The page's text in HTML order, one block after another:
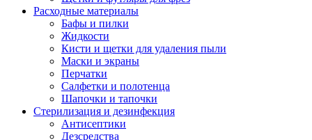
Расходные материалы
Бафы и пилки
Жидкости
Кисти и щетки для удаления пыли
Маски и экраны
Перчатки
Салфетки и полотенца
Шапочки и тапочки
Стерилизация и дезинфекция
Антисептики
Дезсредства